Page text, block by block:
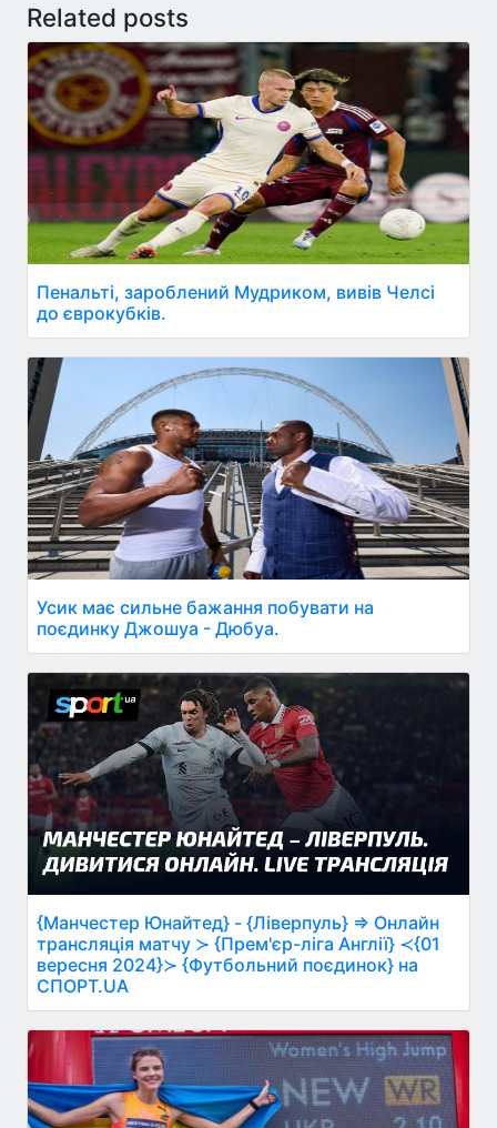
Related posts
Пенальті, зароблений Мудриком, вивів Челсі
до єврокубків.
Усик має сильне бажання побувати на
поєдинку Джошуа - Дюбуа.
{Манчестер Юнайтед} - {Ліверпуль} ⇒ Онлайн
трансляція матчу ≻ {Прем'єр-ліга Англії} ≺{01
вересня 2024}≻ {Футбольний поєдинок} на
СПОРТ.UA